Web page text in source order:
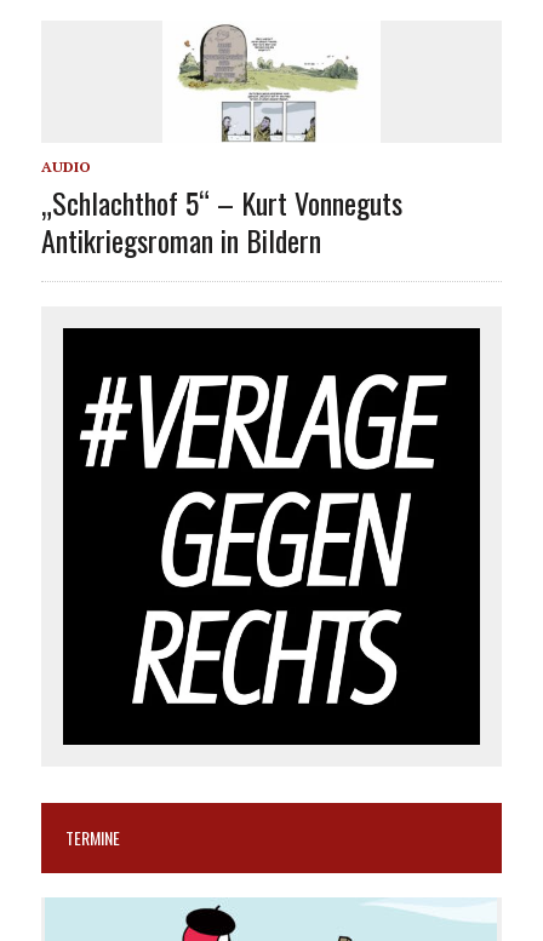
AUDIO
„Schlachthof 5“ – Kurt Vonneguts
Antikriegsroman in Bildern
TERMINE